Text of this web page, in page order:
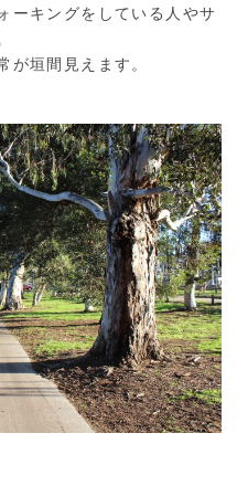
ーキングをしている人やサ
垣間見えます。